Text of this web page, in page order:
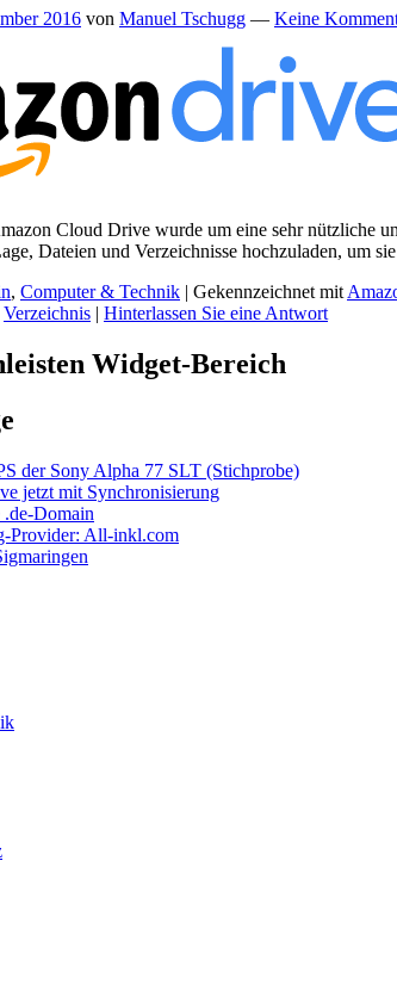
2016 von Manuel Tschugg — Keine
Cloud Drive wurde um eine sehr nützliche
Dateien und Verzeichnisse hochzuladen, um
, Computer & Technik | Gekennzeichnet mit
Verzeichnis | Hinterlassen Sie eine Antwort
Widget-Bereich
der Sony Alpha 77 SLT (Stichprobe)
jetzt mit Synchronisierung
Domain
Provider: All-inkl.com